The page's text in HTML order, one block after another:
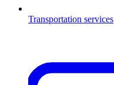
Transportation services